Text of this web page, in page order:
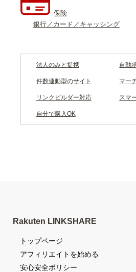
保険
銀行／カード／キャッシング
法人のみと提携 自動
件数連動型のサイト マー
リンクビルダー対応 スマ
自分で購入OK
Rakuten LINKSHARE
トップページ
アフィリエイトを始める
安心安全ポリシー